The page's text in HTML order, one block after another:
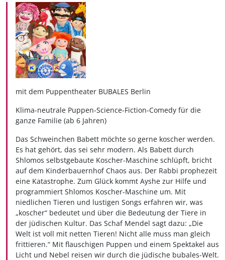
mit dem Puppentheater BUBALES Berlin
Klima-neutrale Puppen-Science-Fiction-Comedy für die
ganze Familie (ab 6 Jahren)
Das Schweinchen Babett möchte so gerne koscher werden.
Es hat gehört, das sei sehr modern. Als Babett durch
Shlomos selbstgebaute Koscher-Maschine schlüpft, bricht
auf dem Kinderbauernhof Chaos aus. Der Rabbi prophezeit
eine Katastrophe. Zum Glück kommt Ayshe zur Hilfe und
programmiert Shlomos Koscher-Maschine um. Mit
niedlichen Tieren und lustigen Songs erfahren wir, was
„koscher“ bedeutet und über die Bedeutung der Tiere in
der jüdischen Kultur. Das Schaf Mendel sagt dazu: „Die
Welt ist voll mit netten Tieren! Nicht alle muss man gleich
frittieren.“ Mit flauschigen Puppen und einem Spektakel aus
Licht und Nebel reisen wir durch die jüdische bubales-Welt.